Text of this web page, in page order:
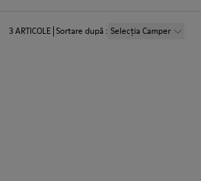
3ARTICOLE Sortare după : Selecția Camper